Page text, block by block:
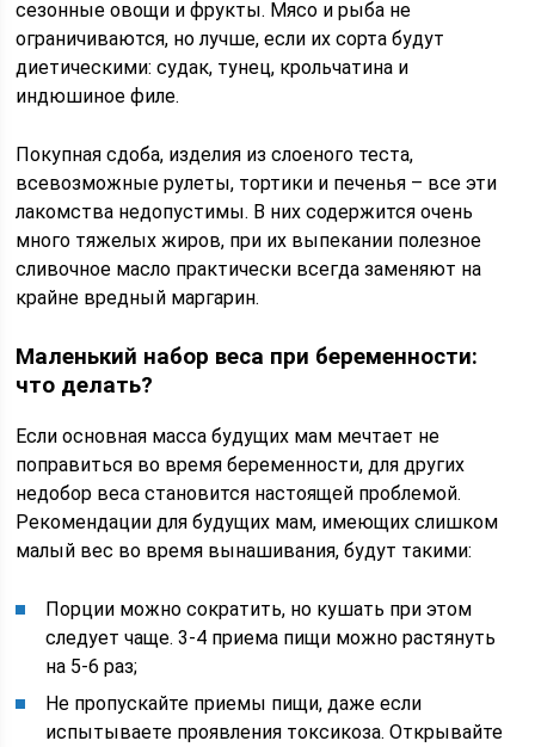
сезонные овощи и фрукты. Мясо и рыба не
ограничиваются, но лучше, если их сорта будут
диетическими: судак, тунец, крольчатина и
индюшиное филе.
Покупная сдоба, изделия из слоеного теста,
всевозможные рулеты, тортики и печенья – все эти
лакомства недопустимы. В них содержится очень
много тяжелых жиров, при их выпекании полезное
сливочное масло практически всегда заменяют на
крайне вредный маргарин.
Маленький набор веса при беременности:
что делать?
Если основная масса будущих мам мечтает не
поправиться во время беременности, для других
недобор веса становится настоящей проблемой.
Рекомендации для будущих мам, имеющих слишком
малый вес во время вынашивания, будут такими:
Порции можно сократить, но кушать при этом
следует чаще. 3-4 приема пищи можно растянуть
на 5-6 раз;
Не пропускайте приемы пищи, даже если
испытываете проявления токсикоза. Открывайте